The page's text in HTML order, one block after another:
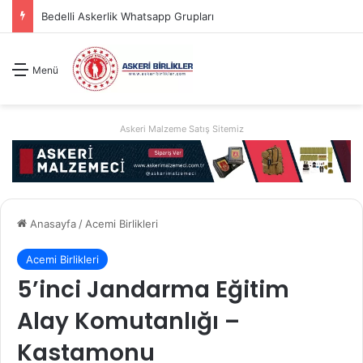
2026 Jandarma Uzman Erbaş Basvuru Kılavuzu
Menü
Askeri Malzeme Satış Sitemiz
Anasayfa / Acemi Birlikleri
Acemi Birlikleri
5’inci Jandarma Eğitim
Alay Komutanlığı –
Kastamonu